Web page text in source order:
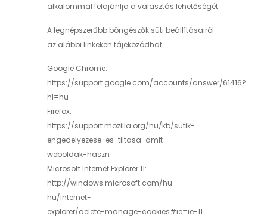
alkalommal felajánlja a választás lehetőségét.
A legnépszerűbb böngészők süti beállításairól
az alábbi linkeken tájékozódhat
Google Chrome:
https://support.google.com/accounts/answer/61416?
hl=hu
Firefox:
https://support.mozilla.org/hu/kb/sutik-
engedelyezese-es-tiltasa-amit-
weboldak-haszn
Microsoft Internet Explorer 11:
http://windows.microsoft.com/hu-
hu/internet-
explorer/delete-manage-cookies#ie=ie-11